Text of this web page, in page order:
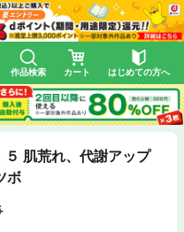
作品検索 カート はじめての方へ
５ 肌荒れ、代謝アップ
ボ